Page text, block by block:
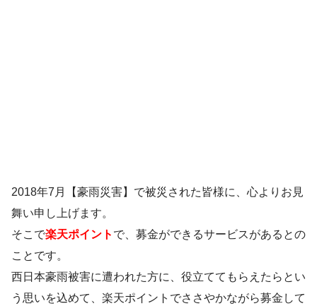
2018年7月【豪雨災害】で被災された皆様に、心よりお見
舞い申し上げます。
そこで楽天ポイント で、募金ができるサービスがあるとの
ことです。
西日本豪雨被害に遭われた方に、役立ててもらえたらとい
う思いを込めて、楽天ポイントでささやかながら募金して